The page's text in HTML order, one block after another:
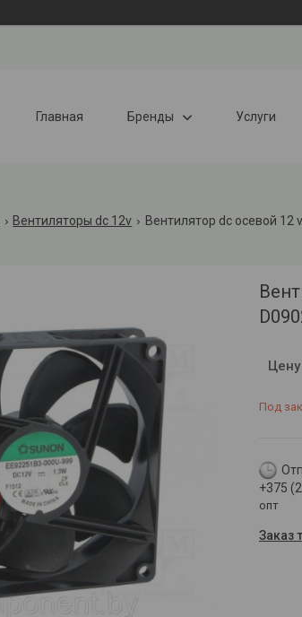
Главная Бренды Услуги
Вентиляторы dc 12v Вентилятор dc осевой 12
Под
+375
опт
Заказ